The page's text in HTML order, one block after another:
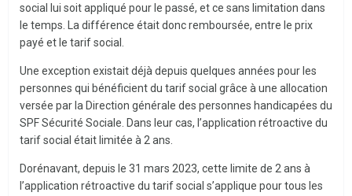
social lui soit appliqué pour le passé, et ce sans limitation dans
le temps. La différence était donc remboursée, entre le prix
payé et le tarif social.
Une exception existait déjà depuis quelques années pour les
personnes qui bénéficient du tarif social grâce à une allocation
versée par la Direction générale des personnes handicapées du
SPF Sécurité Sociale. Dans leur cas, l’application rétroactive du
tarif social était limitée à 2 ans.
Dorénavant, depuis le 31 mars 2023, cette limite de 2 ans à
l’application rétroactive du tarif social s’applique pour tous les